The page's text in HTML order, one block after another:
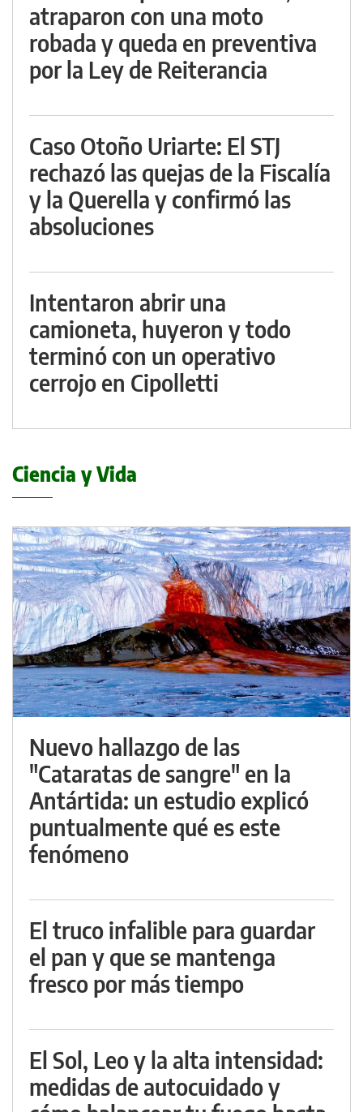
atraparon con una moto
robada y queda en preventiva
por la Ley de Reiterancia
Caso Otoño Uriarte: El STJ
rechazó las quejas de la Fiscalía
y la Querella y confirmó las
absoluciones
Intentaron abrir una
camioneta, huyeron y todo
terminó con un operativo
cerrojo en Cipolletti
Ciencia y Vida
Nuevo hallazgo de las
"Cataratas de sangre" en la
Antártida: un estudio explicó
puntualmente qué es este
fenómeno
El truco infalible para guardar
el pan y que se mantenga
fresco por más tiempo
El Sol, Leo y la alta intensidad:
medidas de autocuidado y